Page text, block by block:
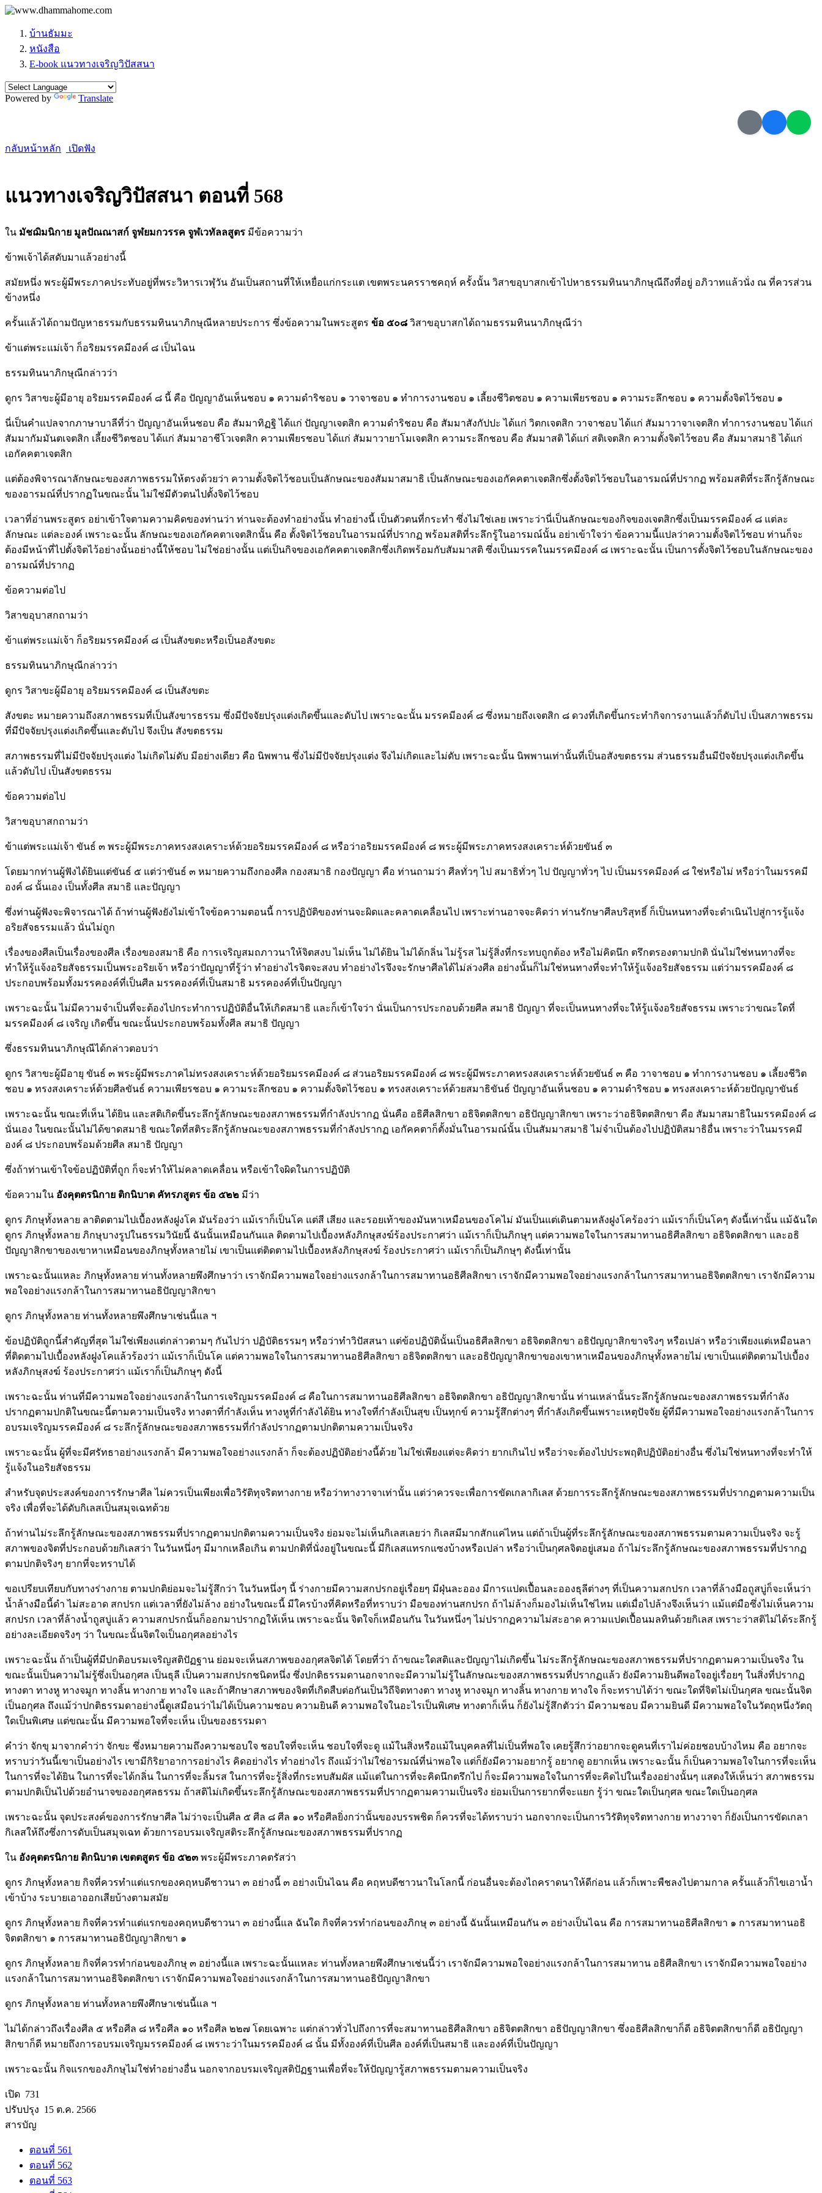
บ้านธัมมะ
หนังสือ
E-book แนวทางเจริญวิปัสสนา
Powered by Translate
กลับหน้าหลัก เปิดฟัง
แนวทางเจริญวิปัสสนา ตอนที่ 568
ใน มัชฌิมนิกาย มูลปัณณาสก์ จูฬยมกวรรค จูฬเวทัลลสูตร มีข้อความว่า
ข้าพเจ้าได้สดับมาแล้วอย่างนี้
สมัยหนึ่ง พระผู้มีพระภาคประทับอยู่ที่พระวิหารเวฬุวัน อันเป็นสถานที่ให้เหยื่อแก่กระแต เขตพระนครราชคฤห์ ครั้งนั้น วิสาขอุบาสกเข้าไปหาธรรมทินนาภิกษุณีถึงที่อยู่ อภิวาทแล้วนั่ง ณ ที่ควรส่วน
ข้างหนึ่ง
ครั้นแล้วได้ถามปัญหาธรรมกับธรรมทินนาภิกษุณีหลายประการ ซึ่งข้อความในพระสูตร ข้อ ๕๐๘ วิสาขอุบาสกได้ถามธรรมทินนาภิกษุณีว่า
ข้าแต่พระแม่เจ้า ก็อริยมรรคมีองค์ ๘ เป็นไฉน
ธรรมทินนาภิกษุณีกล่าวว่า
ดูกร วิสาขะผู้มีอายุ อริยมรรคมีองค์ ๘ นี้ คือ ปัญญาอันเห็นชอบ ๑ ความดำริชอบ ๑ วาจาชอบ ๑ ทำการงานชอบ ๑ เลี้ยงชีวิตชอบ ๑ ความเพียรชอบ ๑ ความระลึกชอบ ๑ ความตั้งจิตไว้ชอบ ๑
นี่เป็นคำแปลจากภาษาบาลีที่ว่า ปัญญาอันเห็นชอบ คือ สัมมาทิฏฐิ ได้แก่ ปัญญาเจตสิก ความดำริชอบ คือ สัมมาสังกัปปะ ได้แก่ วิตกเจตสิก วาจาชอบ ได้แก่ สัมมาวาจาเจตสิก ทำการงานชอบ ได้แก่
สัมมากัมมันตเจตสิก เลี้ยงชีวิตชอบ ได้แก่ สัมมาอาชีโวเจตสิก ความเพียรชอบ ได้แก่ สัมมาวายาโมเจตสิก ความระลึกชอบ คือ สัมมาสติ ได้แก่ สติเจตสิก ความตั้งจิตไว้ชอบ คือ สัมมาสมาธิ ได้แก่
เอกัคคตาเจตสิก
แต่ต้องพิจารณาลักษณะของสภาพธรรมให้ตรงด้วยว่า ความตั้งจิตไว้ชอบเป็นลักษณะของสัมมาสมาธิ เป็นลักษณะของเอกัคคตาเจตสิกซึ่งตั้งจิตไว้ชอบในอารมณ์ที่ปรากฏ พร้อมสติที่ระลึกรู้ลักษณะ
ของอารมณ์ที่ปรากฏในขณะนั้น ไม่ใช่มีตัวตนไปตั้งจิตไว้ชอบ
เวลาที่อ่านพระสูตร อย่าเข้าใจตามความคิดของท่านว่า ท่านจะต้องทำอย่างนั้น ทำอย่างนี้ เป็นตัวตนที่กระทำ ซึ่งไม่ใช่เลย เพราะว่านี่เป็นลักษณะของกิจของเจตสิกซึ่งเป็นมรรคมีองค์ ๘ แต่ละ
ลักษณะ แต่ละองค์ เพราะฉะนั้น ลักษณะของเอกัคคตาเจตสิกนั้น คือ ตั้งจิตไว้ชอบในอารมณ์ที่ปรากฏ พร้อมสติที่ระลึกรู้ในอารมณ์นั้น อย่าเข้าใจว่า ข้อความนี้แปลว่าความตั้งจิตไว้ชอบ ท่านก็จะ
ต้องมีหน้าที่ไปตั้งจิตไว้อย่างนั้นอย่างนี้ให้ชอบ ไม่ใช่อย่างนั้น แต่เป็นกิจของเอกัคคตาเจตสิกซึ่งเกิดพร้อมกับสัมมาสติ ซึ่งเป็นมรรคในมรรคมีองค์ ๘ เพราะฉะนั้น เป็นการตั้งจิตไว้ชอบในลักษณะของ
อารมณ์ที่ปรากฏ
ข้อความต่อไป
วิสาขอุบาสกถามว่า
ข้าแต่พระแม่เจ้า ก็อริยมรรคมีองค์ ๘ เป็นสังขตะหรือเป็นอสังขตะ
ธรรมทินนาภิกษุณีกล่าวว่า
ดูกร วิสาขะผู้มีอายุ อริยมรรคมีองค์ ๘ เป็นสังขตะ
สังขตะ หมายความถึงสภาพธรรมที่เป็นสังขารธรรม ซึ่งมีปัจจัยปรุงแต่งเกิดขึ้นและดับไป เพราะฉะนั้น มรรคมีองค์ ๘ ซึ่งหมายถึงเจตสิก ๘ ดวงที่เกิดขึ้นกระทำกิจการงานแล้วก็ดับไป เป็นสภาพธรรม
ที่มีปัจจัยปรุงแต่งเกิดขึ้นและดับไป จึงเป็น สังขตธรรม
สภาพธรรมที่ไม่มีปัจจัยปรุงแต่ง ไม่เกิดไม่ดับ มีอย่างเดียว คือ นิพพาน ซึ่งไม่มีปัจจัยปรุงแต่ง จึงไม่เกิดและไม่ดับ เพราะฉะนั้น นิพพานเท่านั้นที่เป็นอสังขตธรรม ส่วนธรรมอื่นมีปัจจัยปรุงแต่งเกิดขึ้น
แล้วดับไป เป็นสังขตธรรม
ข้อความต่อไป
วิสาขอุบาสกถามว่า
ข้าแต่พระแม่เจ้า ขันธ์ ๓ พระผู้มีพระภาคทรงสงเคราะห์ด้วยอริยมรรคมีองค์ ๘ หรือว่าอริยมรรคมีองค์ ๘ พระผู้มีพระภาคทรงสงเคราะห์ด้วยขันธ์ ๓
โดยมากท่านผู้ฟังได้ยินแต่ขันธ์ ๕ แต่ว่าขันธ์ ๓ หมายความถึงกองศีล กองสมาธิ กองปัญญา คือ ท่านถามว่า ศีลทั่วๆ ไป สมาธิทั่วๆ ไป ปัญญาทั่วๆ ไป เป็นมรรคมีองค์ ๘ ใช่หรือไม่ หรือว่าในมรรคมี
องค์ ๘ นั้นเอง เป็นทั้งศีล สมาธิ และปัญญา
ซึ่งท่านผู้ฟังจะพิจารณาได้ ถ้าท่านผู้ฟังยังไม่เข้าใจข้อความตอนนี้ การปฏิบัติของท่านจะผิดและคลาดเคลื่อนไป เพราะท่านอาจจะคิดว่า ท่านรักษาศีลบริสุทธิ์ ก็เป็นหนทางที่จะดำเนินไปสู่การรู้แจ้ง
อริยสัจธรรมแล้ว นั่นไม่ถูก
เรื่องของศีลเป็นเรื่องของศีล เรื่องของสมาธิ คือ การเจริญสมถภาวนาให้จิตสงบ ไม่เห็น ไม่ได้ยิน ไม่ได้กลิ่น ไม่รู้รส ไม่รู้สิ่งที่กระทบถูกต้อง หรือไม่คิดนึก ตรึกตรองตามปกติ นั่นไม่ใช่หนทางที่จะ
ทำให้รู้แจ้งอริยสัจธรรมเป็นพระอริยเจ้า หรือว่าปัญญาที่รู้ว่า ทำอย่างไรจิตจะสงบ ทำอย่างไรจึงจะรักษาศีลได้ไม่ล่วงศีล อย่างนั้นก็ไม่ใช่หนทางที่จะทำให้รู้แจ้งอริยสัจธรรม แต่ว่ามรรคมีองค์ ๘
ประกอบพร้อมทั้งมรรคองค์ที่เป็นศีล มรรคองค์ที่เป็นสมาธิ มรรคองค์ที่เป็นปัญญา
เพราะฉะนั้น ไม่มีความจำเป็นที่จะต้องไปกระทำการปฏิบัติอื่นให้เกิดสมาธิ และก็เข้าใจว่า นั่นเป็นการประกอบด้วยศีล สมาธิ ปัญญา ที่จะเป็นหนทางที่จะให้รู้แจ้งอริยสัจธรรม เพราะว่าขณะใดที่
มรรคมีองค์ ๘ เจริญ เกิดขึ้น ขณะนั้นประกอบพร้อมทั้งศีล สมาธิ ปัญญา
ซึ่งธรรมทินนาภิกษุณีได้กล่าวตอบว่า
ดูกร วิสาขะผู้มีอายุ ขันธ์ ๓ พระผู้มีพระภาคไม่ทรงสงเคราะห์ด้วยอริยมรรคมีองค์ ๘ ส่วนอริยมรรคมีองค์ ๘ พระผู้มีพระภาคทรงสงเคราะห์ด้วยขันธ์ ๓ คือ วาจาชอบ ๑ ทำการงานชอบ ๑ เลี้ยงชีวิต
ชอบ ๑ ทรงสงเคราะห์ด้วยศีลขันธ์ ความเพียรชอบ ๑ ความระลึกชอบ ๑ ความตั้งจิตไว้ชอบ ๑ ทรงสงเคราะห์ด้วยสมาธิขันธ์ ปัญญาอันเห็นชอบ ๑ ความดำริชอบ ๑ ทรงสงเคราะห์ด้วยปัญญาขันธ์
เพราะฉะนั้น ขณะที่เห็น ได้ยิน และสติเกิดขึ้นระลึกรู้ลักษณะของสภาพธรรมที่กำลังปรากฏ นั่นคือ อธิศีลสิกขา อธิจิตตสิกขา อธิปัญญาสิกขา เพราะว่าอธิจิตตสิกขา คือ สัมมาสมาธิในมรรคมีองค์ ๘
นั่นเอง ในขณะนั้นไม่ได้ขาดสมาธิ ขณะใดที่สติระลึกรู้ลักษณะของสภาพธรรมที่กำลังปรากฏ เอกัคคตาก็ตั้งมั่นในอารมณ์นั้น เป็นสัมมาสมาธิ ไม่จำเป็นต้องไปปฏิบัติสมาธิอื่น เพราะว่าในมรรคมี
องค์ ๘ ประกอบพร้อมด้วยศีล สมาธิ ปัญญา
ซึ่งถ้าท่านเข้าใจข้อปฏิบัติที่ถูก ก็จะทำให้ไม่คลาดเคลื่อน หรือเข้าใจผิดในการปฏิบัติ
ข้อความใน อังคุตตรนิกาย ติกนิบาต คัทรภสูตร ข้อ ๕๒๒ มีว่า
ดูกร ภิกษุทั้งหลาย ลาติดตามไปเบื้องหลังฝูงโค มันร้องว่า แม้เราก็เป็นโค แต่สี เสียง และรอยเท้าของมันหาเหมือนของโคไม่ มันเป็นแต่เดินตามหลังฝูงโคร้องว่า แม้เราก็เป็นโคๆ ดังนี้เท่านั้น แม้ฉันใด
ดูกร ภิกษุทั้งหลาย ภิกษุบางรูปในธรรมวินัยนี้ ฉันนั้นเหมือนกันแล ติดตามไปเบื้องหลังภิกษุสงฆ์ร้องประกาศว่า แม้เราก็เป็นภิกษุๆ แต่ความพอใจในการสมาทานอธิศีลสิกขา อธิจิตตสิกขา และอธิ
ปัญญาสิกขาของเขาหาเหมือนของภิกษุทั้งหลายไม่ เขาเป็นแต่ติดตามไปเบื้องหลังภิกษุสงฆ์ ร้องประกาศว่า แม้เราก็เป็นภิกษุๆ ดังนี้เท่านั้น
เพราะฉะนั้นแหละ ภิกษุทั้งหลาย ท่านทั้งหลายพึงศึกษาว่า เราจักมีความพอใจอย่างแรงกล้าในการสมาทานอธิศีลสิกขา เราจักมีความพอใจอย่างแรงกล้าในการสมาทานอธิจิตตสิกขา เราจักมีความ
พอใจอย่างแรงกล้าในการสมาทานอธิปัญญาสิกขา
ดูกร ภิกษุทั้งหลาย ท่านทั้งหลายพึงศึกษาเช่นนี้แล ฯ
ข้อปฏิบัติถูกนี้สำคัญที่สุด ไม่ใช่เพียงแต่กล่าวตามๆ กันไปว่า ปฏิบัติธรรมๆ หรือว่าทำวิปัสสนา แต่ข้อปฏิบัตินั้นเป็นอธิศีลสิกขา อธิจิตตสิกขา อธิปัญญาสิกขาจริงๆ หรือเปล่า หรือว่าเพียงแต่เหมือนลา
ที่ติดตามไปเบื้องหลังฝูงโคแล้วร้องว่า แม้เราก็เป็นโค แต่ความพอใจในการสมาทานอธิศีลสิกขา อธิจิตตสิกขา และอธิปัญญาสิกขาของเขาหาเหมือนของภิกษุทั้งหลายไม่ เขาเป็นแต่ติดตามไปเบื้อง
หลังภิกษุสงฆ์ ร้องประกาศว่า แม้เราก็เป็นภิกษุๆ ดังนี้
เพราะฉะนั้น ท่านที่มีความพอใจอย่างแรงกล้าในการเจริญมรรคมีองค์ ๘ คือในการสมาทานอธิศีลสิกขา อธิจิตตสิกขา อธิปัญญาสิกขานั้น ท่านเหล่านั้นระลึกรู้ลักษณะของสภาพธรรมที่กำลัง
ปรากฏตามปกติในขณะนี้ตามความเป็นจริง ทางตาที่กำลังเห็น ทางหูที่กำลังได้ยิน ทางใจที่กำลังเป็นสุข เป็นทุกข์ ความรู้สึกต่างๆ ที่กำลังเกิดขึ้นเพราะเหตุปัจจัย ผู้ที่มีความพอใจอย่างแรงกล้าในการ
อบรมเจริญมรรคมีองค์ ๘ ระลึกรู้ลักษณะของสภาพธรรมที่กำลังปรากฏตามปกติตามความเป็นจริง
เพราะฉะนั้น ผู้ที่จะมีศรัทธาอย่างแรงกล้า มีความพอใจอย่างแรงกล้า ก็จะต้องปฏิบัติอย่างนี้ด้วย ไม่ใช่เพียงแต่จะคิดว่า ยากเกินไป หรือว่าจะต้องไปประพฤติปฏิบัติอย่างอื่น ซึ่งไม่ใช่หนทางที่จะทำให้
รู้แจ้งในอริยสัจธรรม
สำหรับจุดประสงค์ของการรักษาศีล ไม่ควรเป็นเพียงเพื่อวิรัติทุจริตทางกาย หรือว่าทางวาจาเท่านั้น แต่ว่าควรจะเพื่อการขัดเกลากิเลส ด้วยการระลึกรู้ลักษณะของสภาพธรรมที่ปรากฏตามความเป็น
จริง เพื่อที่จะได้ดับกิเลสเป็นสมุจเฉทด้วย
ถ้าท่านไม่ระลึกรู้ลักษณะของสภาพธรรมที่ปรากฏตามปกติตามความเป็นจริง ย่อมจะไม่เห็นกิเลสเลยว่า กิเลสมีมากสักแค่ไหน แต่ถ้าเป็นผู้ที่ระลึกรู้ลักษณะของสภาพธรรมตามความเป็นจริง จะรู้
สภาพของจิตที่ประกอบด้วยกิเลสว่า ในวันหนึ่งๆ มีมากเหลือเกิน ตามปกติที่นั่งอยู่ในขณะนี้ มีกิเลสแทรกแซงบ้างหรือเปล่า หรือว่าเป็นกุศลจิตอยู่เสมอ ถ้าไม่ระลึกรู้ลักษณะของสภาพธรรมที่ปรากฏ
ตามปกติจริงๆ ยากที่จะทราบได้
ขอเปรียบเทียบกับทางร่างกาย ตามปกติย่อมจะไม่รู้สึกว่า ในวันหนึ่งๆ นี้ ร่างกายมีความสกปรกอยู่เรื่อยๆ มีฝุ่นละออง มีการแปดเปื้อนละอองธุลีต่างๆ ที่เป็นความสกปรก เวลาที่ล้างมือถูสบู่ก็จะเห็นว่า
น้ำล้างมือนี้ดำ ไม่สะอาด สกปรก แต่เวลาที่ยังไม่ล้าง อย่างในขณะนี้ มีใครบ้างที่คิดหรือที่ทราบว่า มือของท่านสกปรก ถ้าไม่ล้างก็มองไม่เห็นใช่ไหม แต่เมื่อไปล้างจึงเห็นว่า แม้แต่มือซึ่งไม่เห็นความ
สกปรก เวลาที่ล้างน้ำถูสบู่แล้ว ความสกปรกนั้นก็ออกมาปรากฏให้เห็น เพราะฉะนั้น จิตใจก็เหมือนกัน ในวันหนึ่งๆ ไม่ปรากฏความไม่สะอาด ความแปดเปื้อนมลทินด้วยกิเลส เพราะว่าสติไม่ได้ระลึกรู้
อย่างละเอียดจริงๆ ว่า ในขณะนั้นจิตใจเป็นอกุศลอย่างไร
เพราะฉะนั้น ถ้าเป็นผู้ที่มีปกติอบรมเจริญสติปัฏฐาน ย่อมจะเห็นสภาพของอกุศลจิตได้ โดยที่ว่า ถ้าขณะใดสติและปัญญาไม่เกิดขึ้น ไม่ระลึกรู้ลักษณะของสภาพธรรมที่ปรากฏตามความเป็นจริง ใน
ขณะนั้นเป็นความไม่รู้ซึ่งเป็นอกุศล เป็นธุลี เป็นความสกปรกชนิดหนึ่ง ซึ่งปกติธรรมดานอกจากจะมีความไม่รู้ในลักษณะของสภาพธรรมที่ปรากฏแล้ว ยังมีความยินดีพอใจอยู่เรื่อยๆ ในสิ่งที่ปรากฏ
ทางตา ทางหู ทางจมูก ทางลิ้น ทางกาย ทางใจ และถ้าศึกษาสภาพของจิตที่เกิดสืบต่อกันเป็นวิถีจิตทางตา ทางหู ทางจมูก ทางลิ้น ทางกาย ทางใจ ก็จะทราบได้ว่า ขณะใดที่จิตไม่เป็นกุศล ขณะนั้นจิต
เป็นอกุศล ถึงแม้ว่าปกติธรรมดาอย่างนี้ดูเสมือนว่าไม่ได้เป็นความชอบ ความยินดี ความพอใจในอะไรเป็นพิเศษ ทางตาก็เห็น ก็ยังไม่รู้สึกตัวว่า มีความชอบ มีความยินดี มีความพอใจในวัตถุหนึ่งวัตถุ
ใดเป็นพิเศษ แต่ขณะนั้น มีความพอใจที่จะเห็น เป็นของธรรมดา
คำว่า จักขุ มาจากคำว่า จักขะ ซึ่งหมายความถึงความชอบใจ ชอบใจที่จะเห็น ชอบใจที่จะดู แม้ในสิ่งหรือแม้ในบุคคลที่ไม่เป็นที่พอใจ เคยรู้สึกว่าอยากจะดูคนที่เราไม่ค่อยชอบบ้างไหม คือ อยากจะ
ทราบว่าวันนี้เขาเป็นอย่างไร เขามีกิริยาอาการอย่างไร คิดอย่างไร ทำอย่างไร ถึงแม้ว่าไม่ใช่อารมณ์ที่น่าพอใจ แต่ก็ยังมีความอยากรู้ อยากดู อยากเห็น เพราะฉะนั้น ก็เป็นความพอใจในการที่จะเห็น
ในการที่จะได้ยิน ในการที่จะได้กลิ่น ในการที่จะลิ้มรส ในการที่จะรู้สิ่งที่กระทบสัมผัส แม้แต่ในการที่จะคิดนึกตรึกไป ก็จะมีความพอใจในการที่จะคิดไปในเรื่องอย่างนั้นๆ แสดงให้เห็นว่า สภาพธรรม
ตามปกติเป็นไปด้วยอำนาจของอกุศลธรรม ถ้าสติไม่เกิดขึ้นระลึกรู้ลักษณะของสภาพธรรมที่ปรากฏตามความเป็นจริง ย่อมเป็นการยากที่จะแยก รู้ว่า ขณะใดเป็นกุศล ขณะใดเป็นอกุศล
เพราะฉะนั้น จุดประสงค์ของการรักษาศีล ไม่ว่าจะเป็นศีล ๕ ศีล ๘ ศีล ๑๐ หรือศีลยิ่งกว่านั้นของบรรพชิต ก็ควรที่จะได้ทราบว่า นอกจากจะเป็นการวิรัติทุจริตทางกาย ทางวาจา ก็ยังเป็นการขัดเกลา
กิเลสให้ถึงซึ่งการดับเป็นสมุจเฉท ด้วยการอบรมเจริญสติระลึกรู้ลักษณะของสภาพธรรมที่ปรากฏ
ใน อังคุตตรนิกาย ติกนิบาต เขตตสูตร ข้อ ๕๒๓ พระผู้มีพระภาคตรัสว่า
ดูกร ภิกษุทั้งหลาย กิจที่ควรทำแต่แรกของคฤหบดีชาวนา ๓ อย่างนี้ ๓ อย่างเป็นไฉน คือ คฤหบดีชาวนาในโลกนี้ ก่อนอื่นจะต้องไถคราดนาให้ดีก่อน แล้วก็เพาะพืชลงไปตามกาล ครั้นแล้วก็ไขเอาน้ำ
เข้าบ้าง ระบายเอาออกเสียบ้างตามสมัย
ดูกร ภิกษุทั้งหลาย กิจที่ควรทำแต่แรกของคฤหบดีชาวนา ๓ อย่างนี้แล ฉันใด กิจที่ควรทำก่อนของภิกษุ ๓ อย่างนี้ ฉันนั้นเหมือนกัน ๓ อย่างเป็นไฉน คือ การสมาทานอธิศีลสิกขา ๑ การสมาทานอธิ
จิตตสิกขา ๑ การสมาทานอธิปัญญาสิกขา ๑
ดูกร ภิกษุทั้งหลาย กิจที่ควรทำก่อนของภิกษุ ๓ อย่างนี้แล เพราะฉะนั้นแหละ ท่านทั้งหลายพึงศึกษาเช่นนี้ว่า เราจักมีความพอใจอย่างแรงกล้าในการสมาทาน อธิศีลสิกขา เราจักมีความพอใจอย่าง
แรงกล้าในการสมาทานอธิจิตตสิกขา เราจักมีความพอใจอย่างแรงกล้าในการสมาทานอธิปัญญาสิกขา
ดูกร ภิกษุทั้งหลาย ท่านทั้งหลายพึงศึกษาเช่นนี้แล ฯ
ไม่ได้กล่าวถึงเรื่องศีล ๕ หรือศีล ๘ หรือศีล ๑๐ หรือศีล ๒๒๗ โดยเฉพาะ แต่กล่าวทั่วไปถึงการที่จะสมาทานอธิศีลสิกขา อธิจิตตสิกขา อธิปัญญาสิกขา ซึ่งอธิศีลสิกขาก็ดี อธิจิตตสิกขาก็ดี อธิปัญญา
สิกขาก็ดี หมายถึงการอบรมเจริญมรรคมีองค์ ๘ เพราะว่าในมรรคมีองค์ ๘ นั้น มีทั้งองค์ที่เป็นศีล องค์ที่เป็นสมาธิ และองค์ที่เป็นปัญญา
เพราะฉะนั้น กิจแรกของภิกษุไม่ใช่ทำอย่างอื่น นอกจากอบรมเจริญสติปัฏฐานเพื่อที่จะให้ปัญญารู้สภาพธรรมตามความเป็นจริง
เปิด 731
ปรับปรุง 15 ต.ค. 2566
สารบัญ
ตอนที่ 561
ตอนที่ 562
ตอนที่ 563